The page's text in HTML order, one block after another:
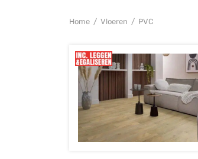
Home / Vloeren / PVC